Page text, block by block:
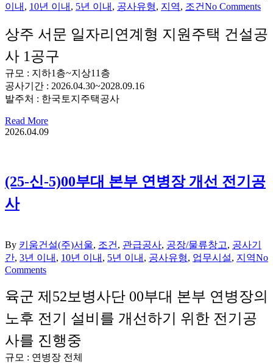
이내 , 10년 이내 , 5년 이내 , 공사유형, 지역, 조건No Comments
상주 서문 일자리연계형 지원주택 건설공
사 1공구
규모 : 지하1층~지상11층
공사기간 : 2026.04.30~2028.09.16
발주처 : 한국토지주택공사
Read More
2026.04.09
(25-신-5)00부대 본부 연병장 개선 전기공
사
By 키움건설(주)서울, 조건 , 관급공사, 공장/물류창고, 공사기
간, 3년 이내 , 10년 이내 , 5년 이내 , 공사유형, 업무시설, 지역No
Comments
육군 제52보병사단 00부대 본부 연병장의
노후 전기 설비를 개선하기 위한 전기공
사를 진행중
규모 : 연병장 전체